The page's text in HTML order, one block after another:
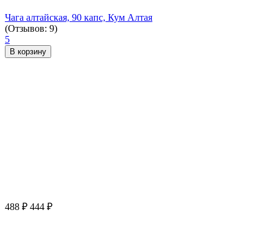
Чага алтайская, 90 капс, Кум Алтая
(Отзывов: 9)
5
В корзину
488 ₽ 444 ₽